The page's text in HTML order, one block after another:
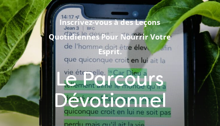
Inscrivez-vous à des Leçons
Quotidiennes Pour Nourrir Votre
Esprit.
Le Parcours
Dévotionnel